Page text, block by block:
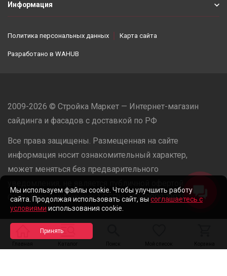
Главная Каталог Поиск Мой список Корзина
Информация
Политика персональных данных Карта сайта
Разработано в WAHUB
2009-2026 © Стройка Маркет — Интернет-магазин
сайдинга и фасадов с доставкой по РФ
Все права защищены. Размещенная на сайте
информация носит ознакомительный характер,
может меняться без предварительного
ООО «Стройка Маркет» | ОГРН: 1235000079918
Разработано в
Мы используем файлы cookie. Чтобы улучшить работу
сайта. Продолжая использовать сайт, вы соглашаетесь с
условиями использования cookie.